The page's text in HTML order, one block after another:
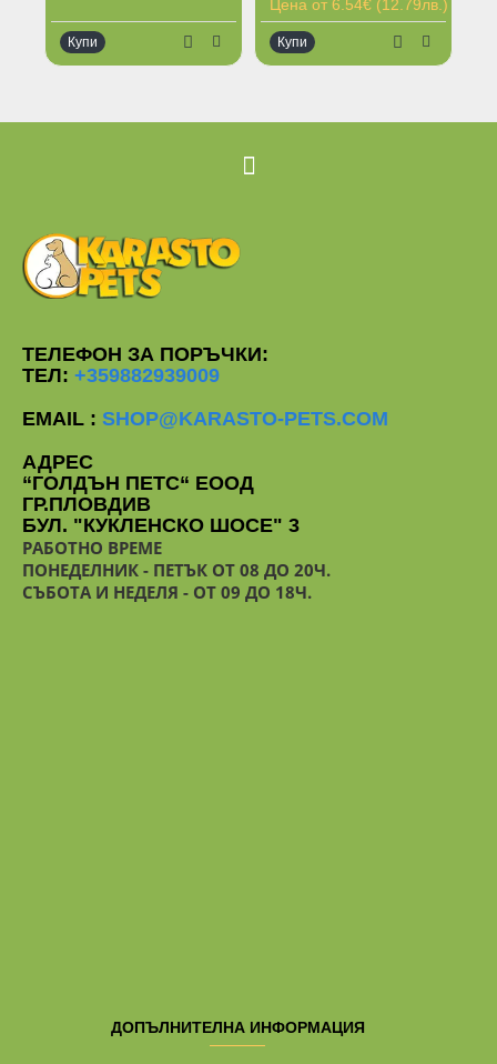
Купи
Цена от 6.54€ (12.79лв.)
Купи
ТЕЛЕФОН ЗА ПОРЪЧКИ:
ТЕЛ: +359882939009
EMAIL : SHOP@KARASTO-PETS.COM
АДРЕС
“ГОЛДЪН ПЕТС“ ЕООД
ГР.ПЛОВДИВ
БУЛ. "КУКЛЕНСКО ШОСЕ" 3
РАБОТНО ВРЕМЕ
ПОНЕДЕЛНИК - ПЕТЪК ОТ 08 ДО 20Ч.
СЪБОТА И НЕДЕЛЯ - ОТ 09 ДО 18Ч.
ДОПЪЛНИТЕЛНА ИНФОРМАЦИЯ